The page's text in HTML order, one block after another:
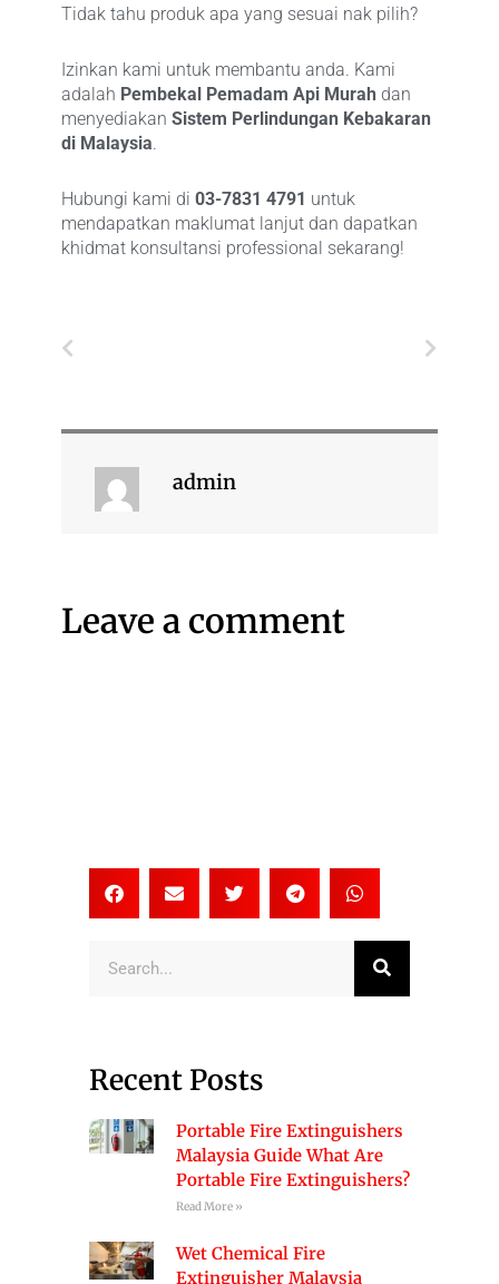
Tidak tahu produk apa yang sesuai nak pilih?
Izinkan kami untuk membantu anda. Kami
adalah Pembekal Pemadam Api Murah dan
menyediakan Sistem Perlindungan Kebakaran
di Malaysia.
Hubungi kami di 03-7831 4791 untuk
mendapatkan maklumat lanjut dan dapatkan
khidmat konsultansi professional sekarang!
admin
Leave a comment
Search
Recent Posts
Portable Fire Extinguishers
Malaysia Guide What Are
Portable Fire Extinguishers?
Read More »
Wet Chemical Fire
Extinguisher Malaysia